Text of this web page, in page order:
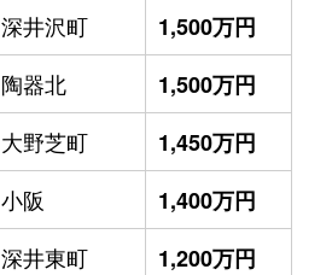
深井沢町
1,500万円
陶器北
1,500万円
大野芝町
1,450万円
小阪
1,400万円
深井東町
1,200万円